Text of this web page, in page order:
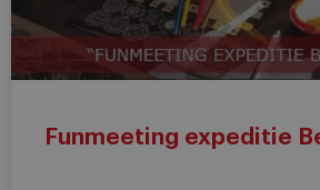
Funmeeting expeditie